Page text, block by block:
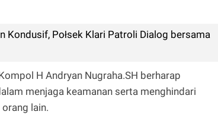
Kondusif, Połsek Klari Patroli Dialog bersama
H Andryan Nugraha.SH berharap
menjaga keamanan serta menghindari
lain.